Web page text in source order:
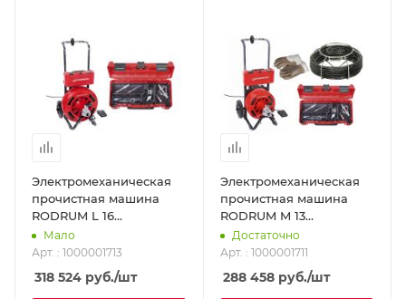
Электромеханическая
прочистная машина
RODRUM L 16
ROTHENBERGER
1000001713
Мало
Арт. : 1000001713
318 524 руб./шт
Электромеханическая
прочистная машина
RODRUM M 13
ROTHENBERGER
1000001711
Достаточно
Арт. : 1000001711
288 458руб./шт